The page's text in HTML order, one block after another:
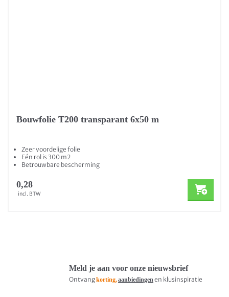
Bouwfolie T200 transparant 6x50 m
Zeer voordelige folie
Eén rol is 300 m2
Betrouwbare bescherming
0,28
incl. BTW
Meld je aan voor onze nieuwsbrief
Ontvangkorting,aanbiedingenen klusinspiratie